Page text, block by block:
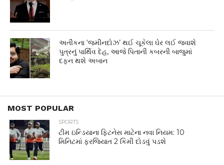
અતીકના ‘જમીનદોઝ’ થઈ ચૂકેલા ઘેર લઈ જવાશે
પુત્રનું પાર્થિવ દેહ, આજે પિતાની કબરની બાજુમાં
દફન થશે અબાન
MOST POPULAR
SPORTS
ટીમ ઇન્ડિયાના ફિટનેસ માટેના નવા નિયમ: 10
મિનિટમાં ફરજિયાત 2 કિમી દોડવું પડશે